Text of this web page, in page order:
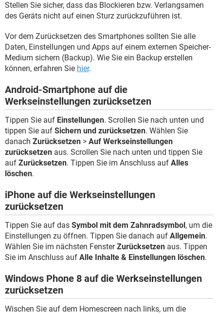
Stellen Sie sicher, dass das Blockieren bzw. Verlangsamen
des Geräts nicht auf einen Sturz zurückzuführen ist.
Vor dem Zurücksetzen des Smartphones sollten Sie alle
Daten, Einstellungen und Apps auf einem externen Speicher-
Medium sichern (Backup). Wie Sie ein Backup erstellen
können, erfahren Sie hier.
Android-Smartphone auf die
Werkseinstellungen zurücksetzen
Tippen Sie auf Einstellungen. Scrollen Sie nach unten und
tippen Sie auf Sichern und zurücksetzen. Wählen Sie
danach Zurücksetzen > Auf Werkseinstellungen
zurücksetzen aus. Scrollen Sie nach unten und tippen Sie
auf Zurücksetzen. Tippen Sie im Anschluss auf Alles
löschen.
iPhone auf die Werkseinstellungen
zurücksetzen
Tippen Sie auf das Symbol mit dem Zahnradsymbol, um die
Einstellungen zu öffnen. Tippen Sie danach auf Allgemein.
Wählen Sie im nächsten FensterZurücksetzen aus. Tippen
Sie im Anschluss auf Alle Inhalte & Einstellungen löschen.
Windows Phone 8 auf die Werkseinstellungen
zurücksetzen
Wischen Sie auf dem Homescreen nach links, um die